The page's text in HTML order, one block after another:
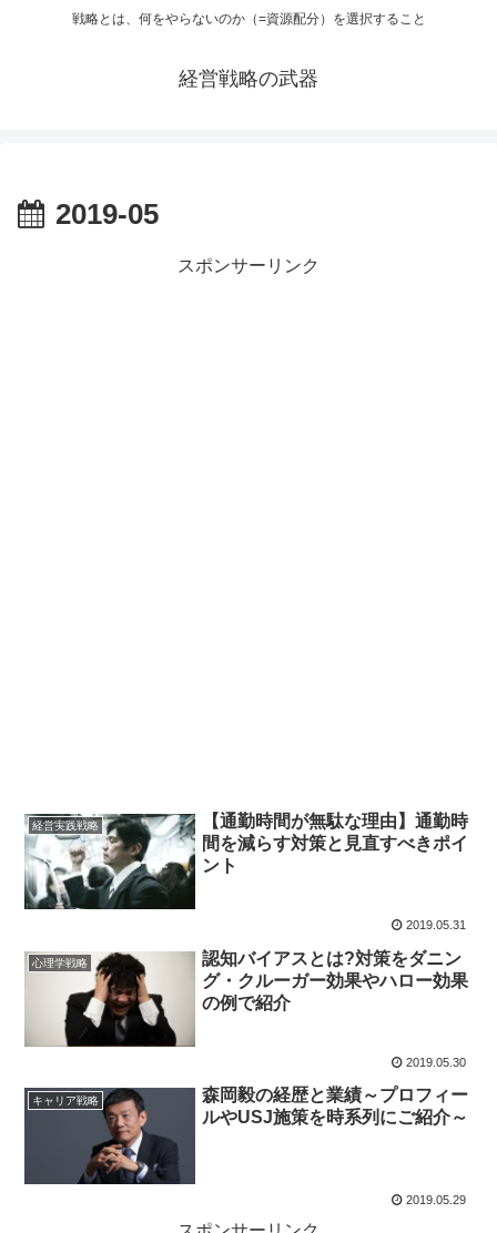
戦略とは、何をやらないのか（=資源配分）を選択すること
経営戦略の武器
2019-05
スポンサーリンク
経営実践戦略
【通勤時間が無駄な理由】通勤時
間を減らす対策と見直すべきポイ
ント
2019.05.31
心理学戦略
認知バイアスとは?対策をダニン
グ・クルーガー効果やハロー効果
の例で紹介
2019.05.30
キャリア戦略
森岡毅の経歴と業績～プロフィー
ルやUSJ施策を時系列にご紹介～
2019.05.29